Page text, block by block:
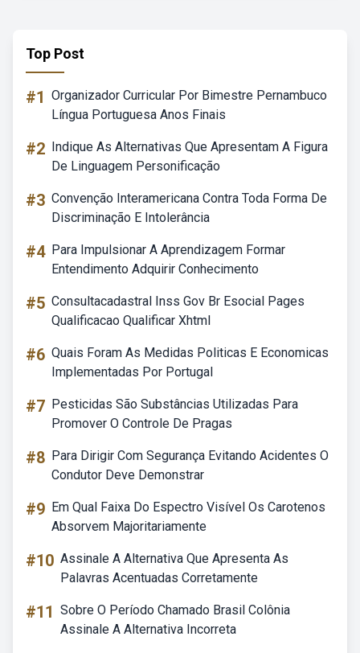
Top Post
#1 Organizador Curricular Por Bimestre Pernambuco
Língua Portuguesa Anos Finais
#2 Indique As Alternativas Que Apresentam A Figura
De Linguagem Personificação
#3 Convenção Interamericana Contra Toda Forma De
Discriminação E Intolerância
#4 Para Impulsionar A Aprendizagem Formar
Entendimento Adquirir Conhecimento
#5 Consultacadastral Inss Gov Br Esocial Pages
Qualificacao Qualificar Xhtml
#6 Quais Foram As Medidas Politicas E Economicas
Implementadas Por Portugal
#7 Pesticidas São Substâncias Utilizadas Para
Promover O Controle De Pragas
#8 Para Dirigir Com Segurança Evitando Acidentes O
Condutor Deve Demonstrar
#9 Em Qual Faixa Do Espectro Visível Os Carotenos
Absorvem Majoritariamente
#10 Assinale A Alternativa Que Apresenta As
Palavras Acentuadas Corretamente
#11 Sobre O Período Chamado Brasil Colônia
Assinale A Alternativa Incorreta